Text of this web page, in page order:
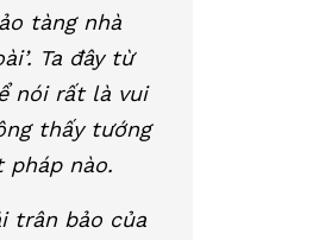
tàng nhà
Ta đây từ
nói rất là vui
thấy tướng
nào.
trân bảo của